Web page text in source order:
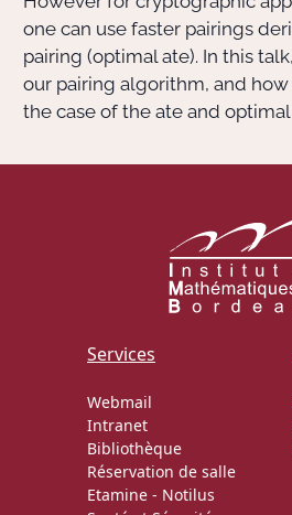
one can use faster pairings
pairing (optimal ate). In this
our pairing algorithm, and
the case of the ate and
Services
Webmail
Intranet
Bibliothèque
Réservation de salle
Etamine - Notilus